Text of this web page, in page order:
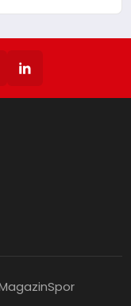
Spor